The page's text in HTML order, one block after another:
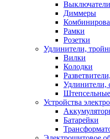
Выключатели
Диммеры
Рамки
Розетки
Удлинители,
Вилки
Колодки
Удлинители,
Штепсельные
Устройства
Батарейки